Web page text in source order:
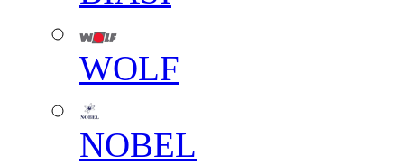
WOLF
NOBEL